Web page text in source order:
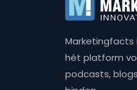
Marketingfacts
hét platform
podcasts,